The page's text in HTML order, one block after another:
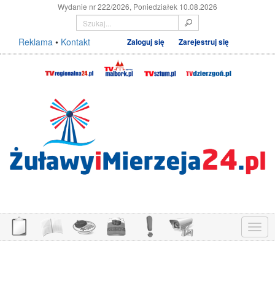
Wydanie nr 222/2026, Poniedziałek 10.08.2026
Reklama • Kontakt Zaloguj się Zarejestruj się
Menu